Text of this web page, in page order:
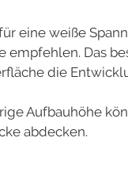
eine weiße
empfehlen. Das
die
Aufbauhöhe
abdecken.